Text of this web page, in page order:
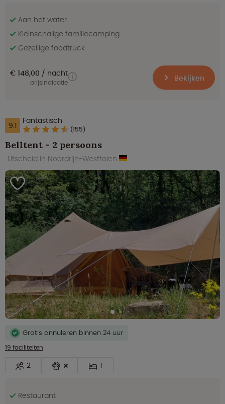
Aan het water
Kleinschalige familiecamping
Gezellige foodtruck
€ 148,00 nacht
prijsindicatie Bekijken
9.1 Fantastisch
(155)
Belltent - 2 persoons
Utscheid in Noordrijn-Westfalen
Gratis annuleren binnen 24 uur
19 faciliteiten
2 1
Restaurant